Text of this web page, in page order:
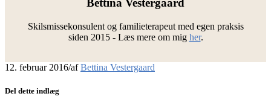
Bettina Vestergaard
Skilsmissekonsulent og familieterapeut med egen praksis
siden 2015 - Læs mere om mig her.
12. februar 2016/afBettina Vestergaard
Del dette indlæg